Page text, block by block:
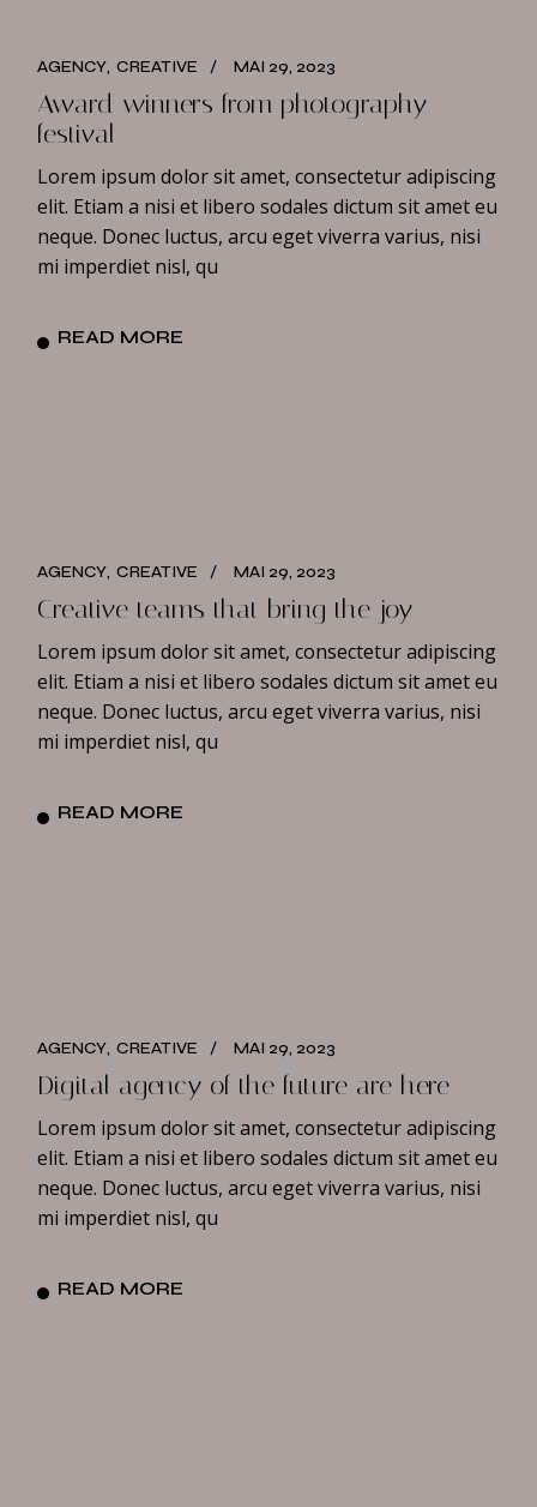
AGENCY CREATIVE MAI 29, 2023
Award winners from photography
festival
Lorem ipsum dolor sit amet, consectetur adipiscing
elit. Etiam a nisi et libero sodales dictum sit amet eu
neque. Donec luctus, arcu eget viverra varius, nisi
mi imperdiet nisl, qu
READ MORE
AGENCY CREATIVE MAI 29, 2023
Creative teams that bring the joy
Lorem ipsum dolor sit amet, consectetur adipiscing
elit. Etiam a nisi et libero sodales dictum sit amet eu
neque. Donec luctus, arcu eget viverra varius, nisi
mi imperdiet nisl, qu
READ MORE
AGENCY CREATIVE MAI 29, 2023
Digital agency of the future are here
Lorem ipsum dolor sit amet, consectetur adipiscing
elit. Etiam a nisi et libero sodales dictum sit amet eu
neque. Donec luctus, arcu eget viverra varius, nisi
mi imperdiet nisl, qu
READ MORE